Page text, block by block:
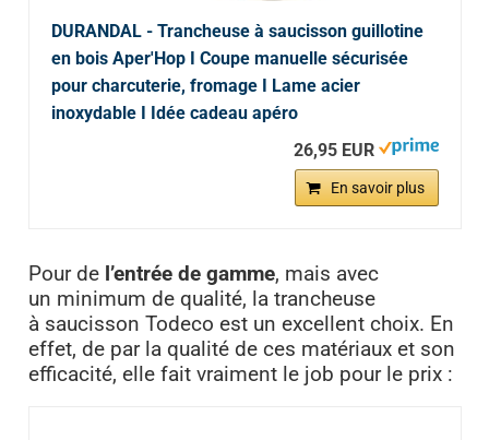
DURANDAL - Trancheuse à saucisson guillotine
en bois Aper'Hop I Coupe manuelle sécurisée
pour charcuterie, fromage I Lame acier
inoxydable I Idée cadeau apéro
26,95 EUR
En savoir plus
Pour de l’entrée de gamme, mais avec
un minimum de qualité, la trancheuse
à saucisson Todeco est un excellent choix. En
effet, de par la qualité de ces matériaux et son
efficacité, elle fait vraiment le job pour le prix :